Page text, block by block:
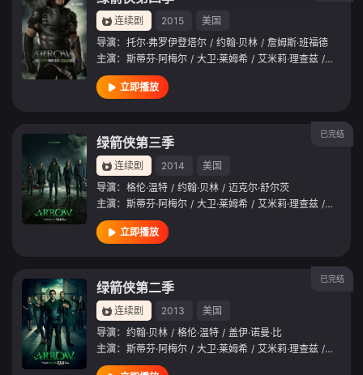
连续剧 2015
美国
导演： 托尔·弗罗伊登塔尔 / 约翰·贝林 / 詹姆斯·班福德
主演： 斯蒂芬·阿梅尔 / 大卫·莱姆希 / 艾米莉·理查兹 / 凯蒂·卡
立即播放
已完结
绿箭侠第三季
连续剧 2014
美国
导演： 格伦·温特 / 约翰·贝林 / 迈克尔·舒尔茨
主演： 斯蒂芬·阿梅尔 / 大卫·莱姆希 / 艾米莉·理查兹 / 凯蒂·卡
立即播放
已完结
绿箭侠第二季
连续剧 2013
美国
导演： 约翰·贝林 / 格伦·温特 / 盖伊·诺曼·比
主演： 斯蒂芬·阿梅尔 / 大卫·莱姆希 / 艾米莉·理查兹 / 凯蒂·卡